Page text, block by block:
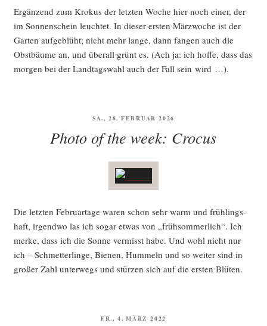
Ergän­zend zum Kro­kus der letz­ten Woche hier noch einer, der
im Son­nen­schein leuch­tet. In die­ser ers­ten März­wo­che ist der
Gar­ten auf­ge­blüht; nicht mehr lan­ge, dann fan­gen auch die
Obst­bäu­me an, und über­all grünt es. (Ach ja: ich hof­fe, dass das
mor­gen bei der Land­tags­wahl auch der Fall sein wird …).
VERÖFFENTLICHT
SA., 28. FEBRUAR 2026
Photo of the week: Crocus
Die letz­ten Febru­ar­ta­ge waren schon sehr warm und früh­lings­
haft, irgend­wo las ich sogar etwas von „früh­som­mer­lich“. Ich
mer­ke, dass ich die Son­ne ver­misst habe. Und wohl nicht nur
ich – Schmet­ter­lin­ge, Bie­nen, Hum­meln und so wei­ter sind in
gro­ßer Zahl unter­wegs und stür­zen sich auf die ers­ten Blüten.
VERÖFFENTLICHT
FR., 4. MÄRZ 2022